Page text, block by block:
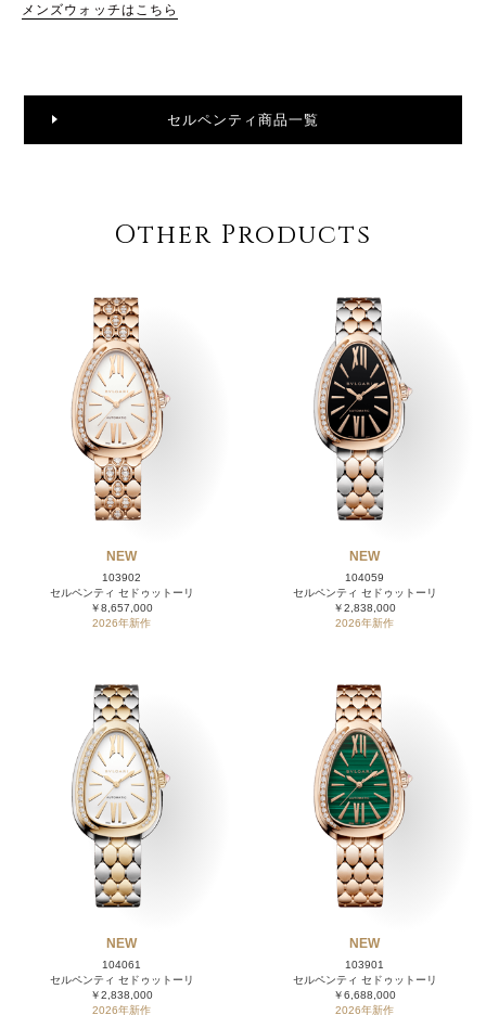
メンズウォッチはこちら
セルペンティ商品一覧
Other Products
NEW
103902
セルペンティ セドゥットーリ
￥8,657,000
2026年新作
NEW
104059
セルペンティ セドゥットーリ
￥2,838,000
2026年新作
NEW
104061
セルペンティ セドゥットーリ
￥2,838,000
2026年新作
NEW
103901
セルペンティ セドゥットーリ
￥6,688,000
2026年新作